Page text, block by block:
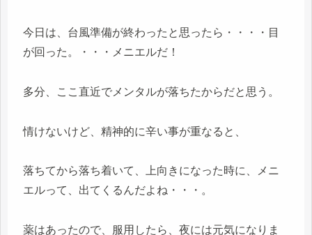
今日は、台風準備が終わったと思ったら・・・・目
が回った。・・・メニエルだ！
多分、ここ直近でメンタルが落ちたからだと思う。
情けないけど、精神的に辛い事が重なると、
落ちてから落ち着いて、上向きになった時に、メニ
エルって、出てくるんだよね・・・。
薬はあったので、服用したら、夜には元気になりま